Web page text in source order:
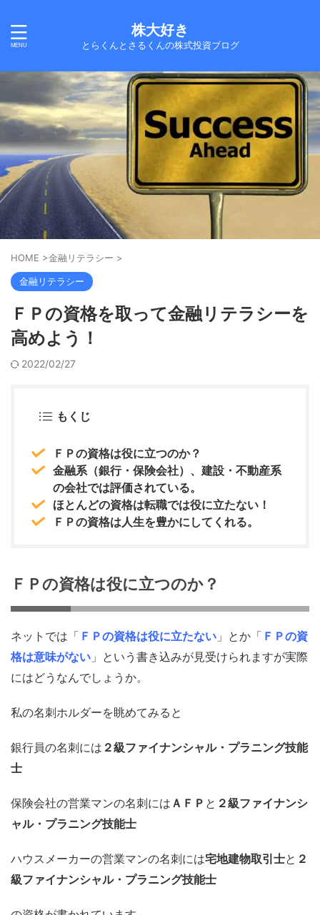
株大好き
とらくんとさるくんの株式投資ブログ
HOME >金融リテラシー >
金融リテラシー
ＦＰの資格を取って金融リテラシーを
高めよう！
2022/02/27
もくじ
ＦＰの資格は役に立つのか？
金融系（銀行・保険会社）、建設・不動産系
の会社では評価されている。
ほとんどの資格は転職では役に立たない！
ＦＰの資格は人生を豊かにしてくれる。
ＦＰの資格は役に立つのか？
ネットでは「 ＦＰの資格は役に立たない 」とか「 ＦＰの資
格は意味がない 」という書き込みが見受けられますが実際
にはどうなんでしょうか。
私の名刺ホルダーを眺めてみると
銀行員の名刺には ２級ファイナンシャル・プラニング技能
士
保険会社の営業マンの名刺には ＡＦＰ と ２級ファイナンシ
ャル・プラニング技能士
ハウスメーカーの営業マンの名刺には宅地建物取引士と ２
級ファイナンシャル・プラニング技能士